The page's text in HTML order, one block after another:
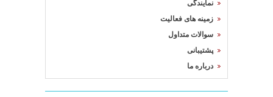
نمایندگی
زمینه های فعالیت
سوالات متداول
پشتیبانی
درباره ما